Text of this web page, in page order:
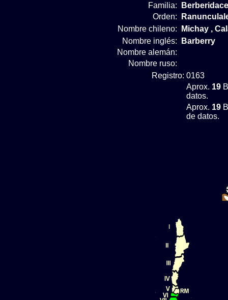
Familia:
Orden:
Nombre chileno:
Michay ,
Nombre inglés:
Barberry
Nombre alemán:
Nombre ruso:
Registro: 0163
Aprox. 19
datos.
Aprox. 19
de datos.